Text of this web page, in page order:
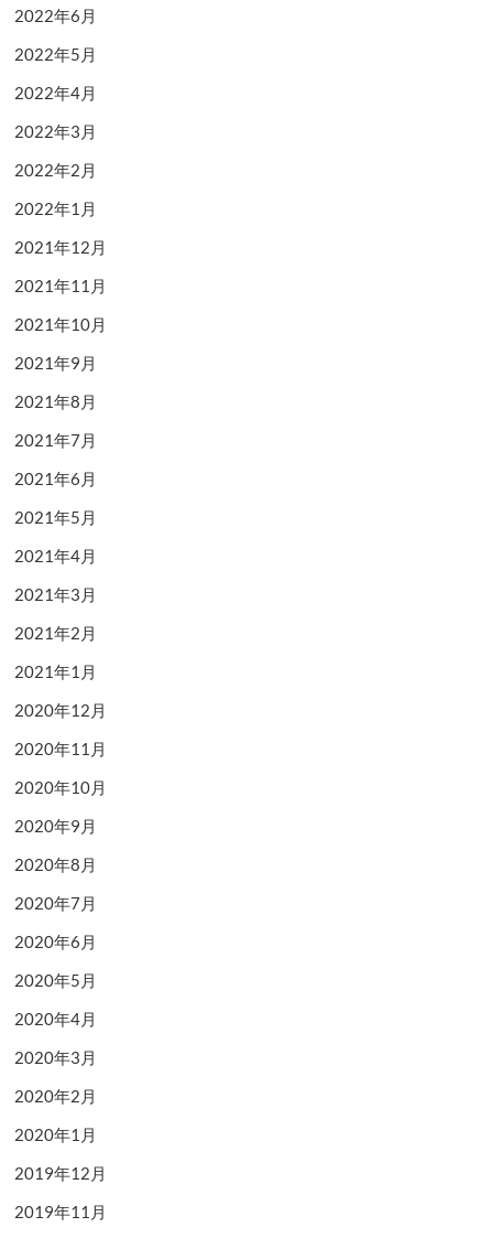
2022年6月
2022年5月
2022年4月
2022年3月
2022年2月
2022年1月
2021年12月
2021年11月
2021年10月
2021年9月
2021年8月
2021年7月
2021年6月
2021年5月
2021年4月
2021年3月
2021年2月
2021年1月
2020年12月
2020年11月
2020年10月
2020年9月
2020年8月
2020年7月
2020年6月
2020年5月
2020年4月
2020年3月
2020年2月
2020年1月
2019年12月
2019年11月